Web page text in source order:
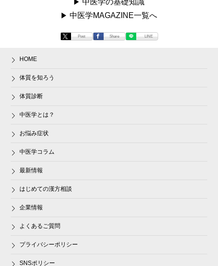
中医学MAGAZINE一覧へ
Post Share LINE
HOME
体質を知ろう
体質診断
中医学とは？
お悩み症状
中医学コラム
最新情報
はじめての漢方相談
企業情報
よくあるご質問
プライバシーポリシー
SNSポリシー